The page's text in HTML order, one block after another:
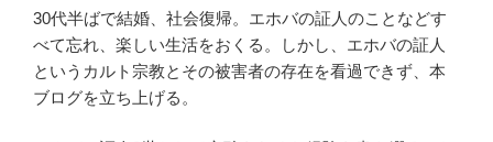
30代半ばで結婚、社会復帰。エホバの証人のことなどす
べて忘れ、楽しい生活をおくる。しかし、エホバの証人
というカルト宗教とその被害者の存在を看過できず、本
ブログを立ち上げる。